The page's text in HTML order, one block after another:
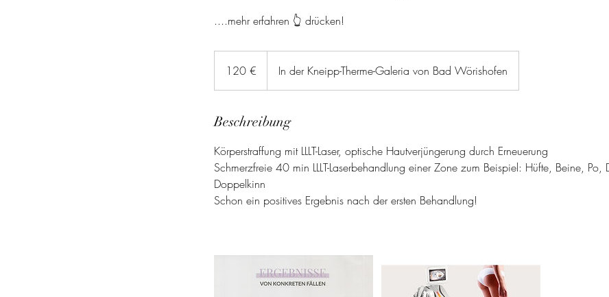
....mehr erfahren 👆 drücken!
120 € In der Kneipp-Therme-Galeria von Bad Wörishofen
Beschreibung
Körperstraffung mit LLLT-Laser, optische Hautverjüngerung durch Erneuerung
Schmerzfreie 40 min LLLT-Laserbehandlung einer Zone zum Beispiel: Hüfte, Beine, Po,
Doppelkinn
Schon ein positives Ergebnis nach der ersten Behandlung!